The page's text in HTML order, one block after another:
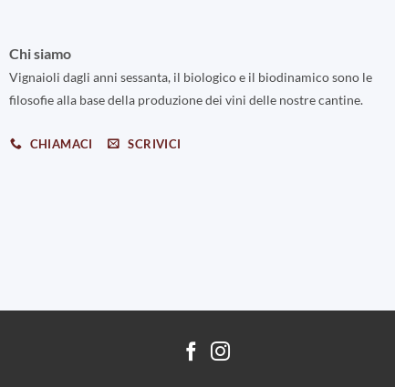
Chi siamo
Vignaioli dagli anni sessanta, il biologico e il biodinamico sono le
filosofie alla base della produzione dei vini delle nostre cantine.
CHIAMACI SCRIVICI